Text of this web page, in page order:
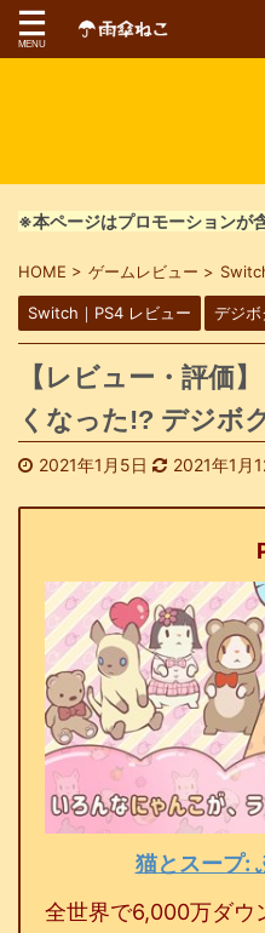
※本ページはプロモーションが
HOME > ゲームレビュー >
Switch｜PS4 レビュー デジ
【レビュー・評価
くなった!? デジボ
2021年1月5日 2021年1月
猫とスープ:
全世界で6,000万ダウ